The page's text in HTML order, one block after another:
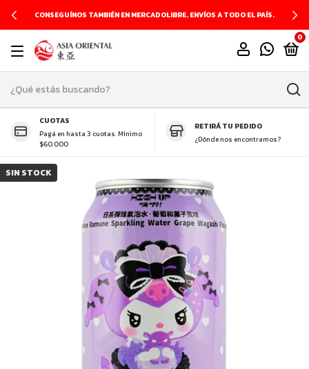
CONSEGUÍNOS TAMBIÉN EN MERCADOLIBRE. ENVÍOS A TODO EL PAÍS.
0
CUOTAS
Pagá en hasta 3 cuotas. Mínimo
$60.000
RETIRÁ TU PEDIDO
¿Dónde nos encontramos?
SIN STOCK